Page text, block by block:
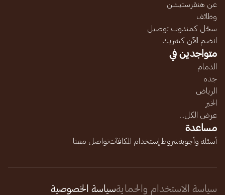
عن هنقرستيشن
وظائف
سجّل كمندوب توصيل
انضم الآن كشريك
متواجدين في
الدمام
جده
الرياض
الخبر
عرض الكل...
مساعدة
أسئلة وأجوبةشروط إستخدام المكافآتتواصل معنا
سياسة الاستخدام والحمايةسياسة الخصوصية